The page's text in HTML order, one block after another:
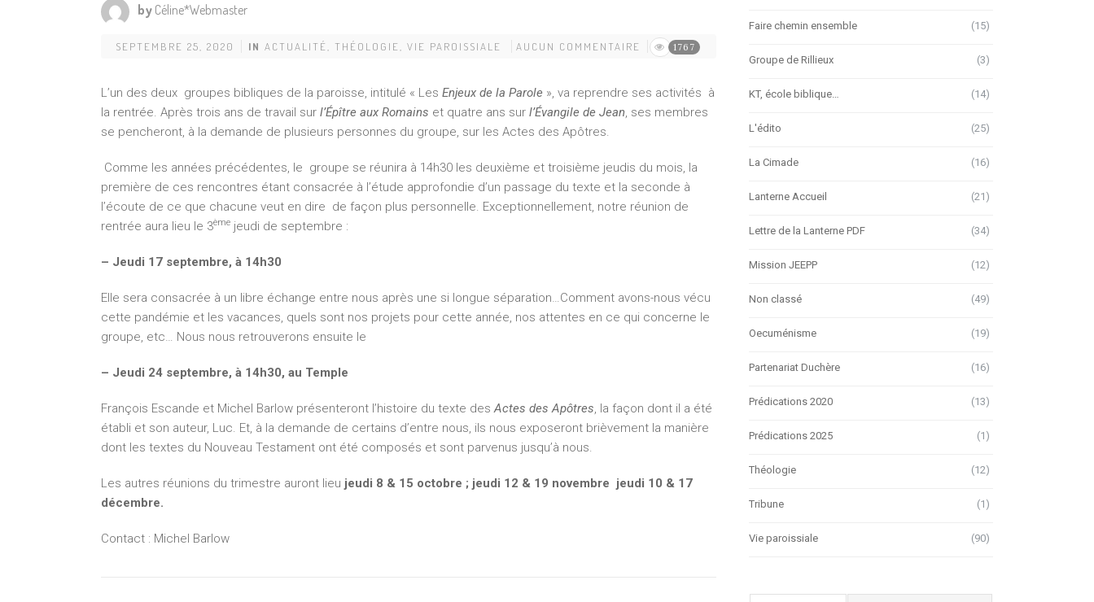
by Céline*Webmaster
SEPTEMBRE 25, 2020 IN ACTUALITÉ THÉOLOGIE VIE PAROISSIALE AUCUN COMMENTAIRE 1767
L’un des deux groupes bibliques de la paroisse, intitulé « Les Enjeux de la Parole », va reprendre ses activités à
la rentrée. Après trois ans de travail sur l’Épître aux Romains et quatre ans sur l’Évangile de Jean , ses membres
se pencheront, à la demande de plusieurs personnes du groupe, sur les Actes des Apôtres.
Comme les années précédentes, le groupe se réunira à 14h30 les deuxième et troisième jeudis du mois, la
première de ces rencontres étant consacrée à l’étude approfondie d’un passage du texte et la seconde à
l’écoute de ce que chacune veut en dire de façon plus personnelle. Exceptionnellement, notre réunion de
rentrée aura lieu le 3ème jeudi de septembre :
– Jeudi 17 septembre, à 14h30
Elle sera consacrée à un libre échange entre nous après une si longue séparation…Comment avons-nous vécu
cette pandémie et les vacances, quels sont nos projets pour cette année, nos attentes en ce qui concerne le
groupe, etc… Nous nous retrouverons ensuite le
– Jeudi 24 septembre, à 14h30, au Temple
François Escande et Michel Barlow présenteront l’histoire du texte des Actes des Apôtres , la façon dont il a été
établi et son auteur, Luc. Et, à la demande de certains d’entre nous, ils nous exposeront brièvement la manière
dont les textes du Nouveau Testament ont été composés et sont parvenus jusqu’à nous.
Les autres réunions du trimestre auront lieu jeudi 8 & 15 octobre ; jeudi 12 & 19 novembre jeudi 10 & 17
décembre.
Contact : Michel Barlow
Faire chemin ensemble (15)
Groupe de Rillieux (3)
KT, école biblique… (14)
L'édito (25)
La Cimade (16)
Lanterne Accueil (21)
Lettre de la Lanterne PDF (34)
Mission JEEPP (12)
Non classé (49)
Oecuménisme (19)
Partenariat Duchère (16)
Prédications 2020 (13)
Prédications 2025 (1)
Théologie (12)
Tribune (1)
Vie paroissiale (90)